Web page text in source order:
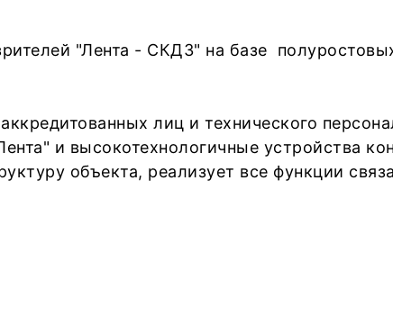
"Лента - СКДЗ" на базе
лиц и технического
и высокотехнологичные устройства
объекта, реализует все функции